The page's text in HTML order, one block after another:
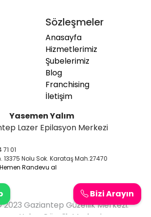
Sözleşmeler
Anasayfa
Hizmetlerimiz
Şubelerimiz
Blog
Franchising
İletişim
Yasemen Yalım
Lazer Epilasyon Merkezi
01
13375 Nolu Sok. Karataş Mah.27470
Hemen Randevu al
Gaziantep Güzellik Merkezi.
Bizi Arayın